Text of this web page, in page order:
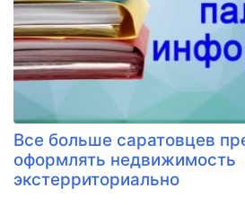
Все больше саратовцев
оформлять недвижимость
экстерриториально